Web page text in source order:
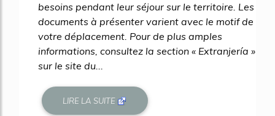
besoins pendant leur séjour sur le territoire. Les
documents à présenter varient avec le motif de
votre déplacement. Pour de plus amples
informations, consultez la section « Extranjería »
sur le site du...
LIRE LA SUITE